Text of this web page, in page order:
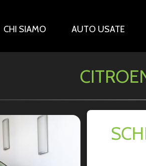
CHI SIAMO AUTO USATE